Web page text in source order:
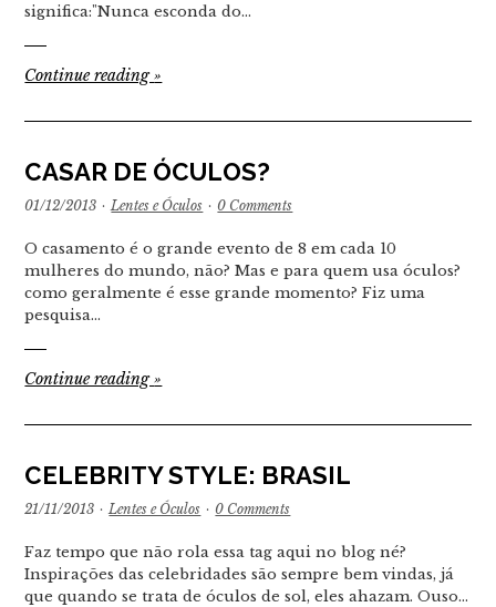
significa:"Nunca esconda do…
Continue reading»
CASAR DE ÓCULOS?
01/12/2013 · Lentes e Óculos · 0 Comments
O casamento é o grande evento de 8 em cada 10
mulheres do mundo, não? Mas e para quem usa óculos?
como geralmente é esse grande momento? Fiz uma
pesquisa…
Continue reading»
CELEBRITY STYLE: BRASIL
21/11/2013 · Lentes e Óculos · 0 Comments
Faz tempo que não rola essa tag aqui no blog né?
Inspirações das celebridades são sempre bem vindas, já
que quando se trata de óculos de sol, eles ahazam. Ouso…